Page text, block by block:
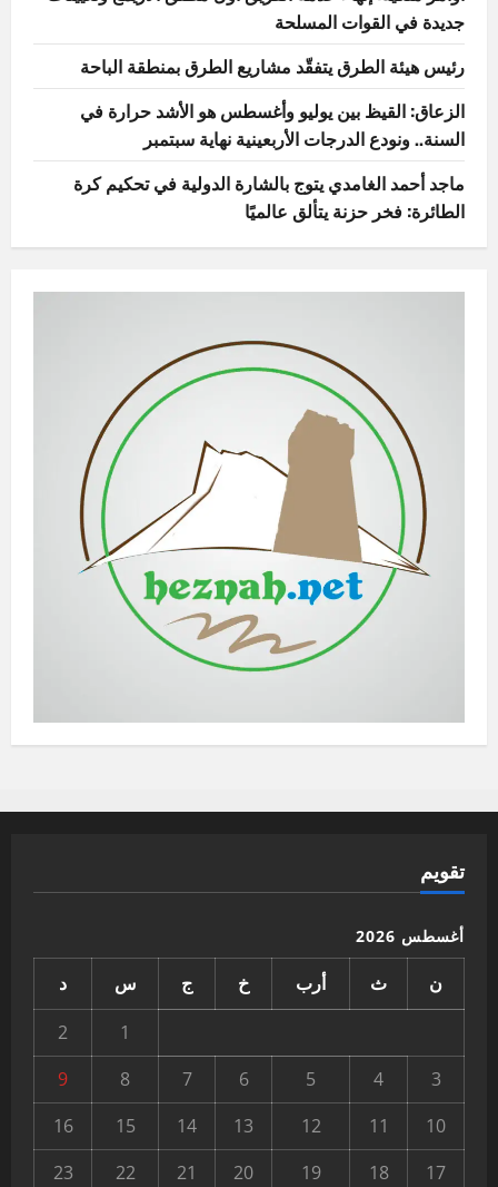
جديدة في القوات المسلحة
رئيس هيئة الطرق يتفقّد مشاريع الطرق بمنطقة الباحة
الزعاق: القيظ بين يوليو وأغسطس هو الأشد حرارة في
السنة.. ونودع الدرجات الأربعينية نهاية سبتمبر
ماجد أحمد الغامدي يتوج بالشارة الدولية في تحكيم كرة
الطائرة: فخر حزنة يتألق عالميًا
تقويم
أغسطس 2026
ن ث أرب خ ج س
د
1
2
3
4
5
6
7
8
9
10
11
12
13
14
15
16
17
18
19
20
21
22
23